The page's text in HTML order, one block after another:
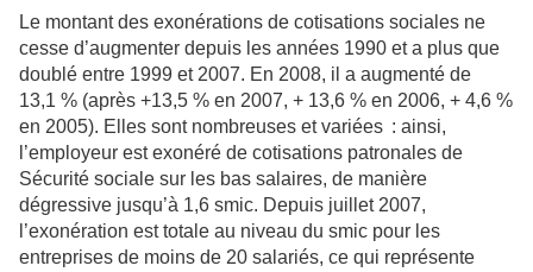
Le montant des exonérations de cotisations sociales ne
cesse d’augmenter depuis les années 1990 et a plus que
doublé entre 1999 et 2007. En 2008, il a augmenté de
13,1 % (après +13,5 % en 2007, + 13,6 % en 2006, + 4,6 %
en 2005). Elles sont nombreuses et variées : ainsi,
l’employeur est exonéré de cotisations patronales de
Sécurité sociale sur les bas salaires, de manière
dégressive jusqu’à 1,6 smic. Depuis juillet 2007,
l’exonération est totale au niveau du smic pour les
entreprises de moins de 20 salariés, ce qui représente